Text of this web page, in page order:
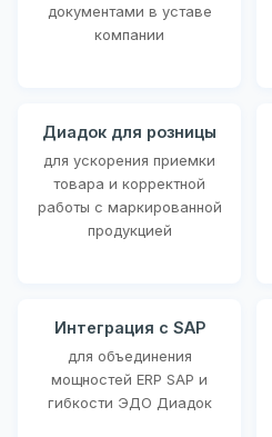
документами в уставе
компании
Диадок для розницы
для ускорения приемки
товара и корректной
работы с маркированной
продукцией
Интеграция с SAP
для объединения
мощностей ERP SAP и
гибкости ЭДО Диадок